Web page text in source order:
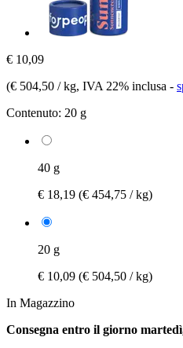
€ 10,09
(€ 504,50 / kg, IVA 22% inclusa -
Contenuto: 20 g
40 g
€ 18,19 (€ 454,75 / kg)
20 g
€ 10,09 (€ 504,50 / kg)
In Magazzino
Consegna entro il giorno